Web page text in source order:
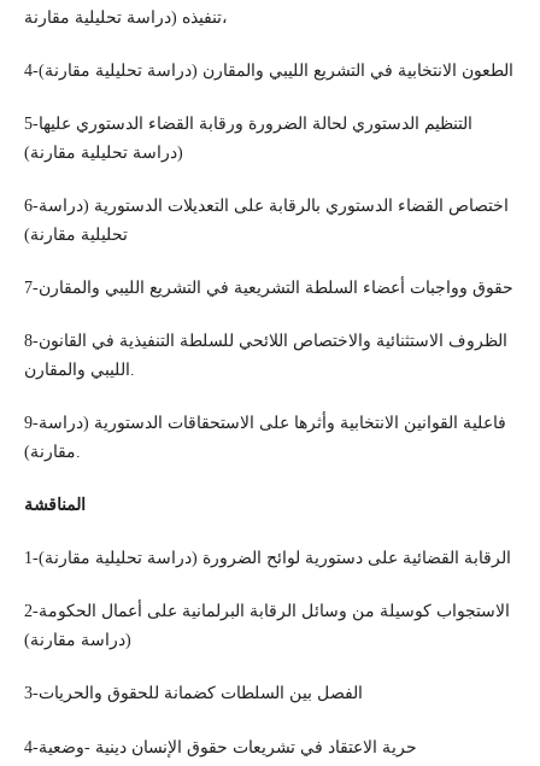
تنفيذه (دراسة تحليلية مقارنة،
4-الطعون الانتخابية في التشريع الليبي والمقارن (دراسة تحليلية مقارنة)
5-التنظيم الدستوري لحالة الضرورة ورقابة القضاء الدستوري عليها
(دراسة تحليلية مقارنة)
6-اختصاص القضاء الدستوري بالرقابة على التعديلات الدستورية (دراسة
تحليلية مقارنة)
7-حقوق وواجبات أعضاء السلطة التشريعية في التشريع الليبي والمقارن
8-الظروف الاستثنائية والاختصاص اللائحي للسلطة التنفيذية في القانون
الليبي والمقارن.
9-فاعلية القوانين الانتخابية وأثرها على الاستحقاقات الدستورية (دراسة
مقارنة).
المناقشة
1-الرقابة القضائية على دستورية لوائح الضرورة (دراسة تحليلية مقارنة)
2-الاستجواب كوسيلة من وسائل الرقابة البرلمانية على أعمال الحكومة
(دراسة مقارنة)
3-الفصل بين السلطات كضمانة للحقوق والحريات
4-حرية الاعتقاد في تشريعات حقوق الإنسان دينية -وضعية